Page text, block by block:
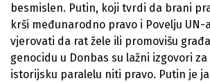
besmislen. Putin, koji tvrdi da brani
krši međunarodno pravo i Povelju UN-
vjerovati da rat žele ili promovišu
genocidu u Donbas su lažni izgovori
istorijsku paralelu niti pravo. Putin je